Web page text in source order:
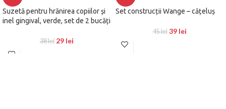
Suzetă pentru hrănirea copiilor și
inel gingival, verde, set de 2 bucăți
38lei 29 lei
Set construcții Wange – cățeluș
45lei 39 lei